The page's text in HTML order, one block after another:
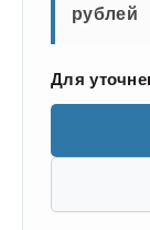
рублей
Для